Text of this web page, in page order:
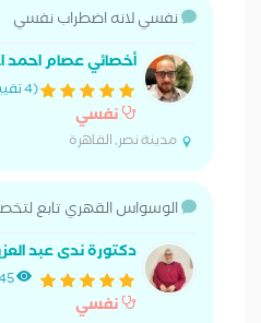
نفسي لانه اضطراب نفسي
أخصائي عصام احمد
(4 تقييم)
نفسي
مدينة نصر, القاهرة
الوسواس القهري تابع
دكتورة ندى عبد
نفسي